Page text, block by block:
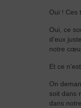
Oui ! Ces
Oui, ce
d’eux
notre
Et ce
On
soit dans
dans